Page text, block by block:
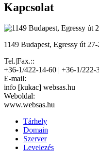
Kapcsolat
1149 Budapest, Egressy út
Tel.|Fax.::
+36-1/422-14-60 | +36-1/222-
E-mail:
info [kukac] websas.hu
Weboldal:
www.websas.hu
Tárhely
Domain
Szerver
Levelezés